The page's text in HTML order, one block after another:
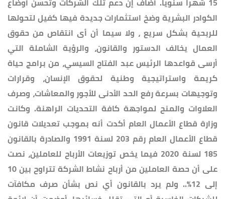
الكوادر البشرية وضخ استثمارات جديدة فيها كفيل لتحولها
للربحية بشكل سريع ، ولا سيما أن أى انتقاص من حقوق
العمال يخالف الدستور والقانون، والرؤية الشاملة التي
أرسى قواعدها الرئيس عبد الفتاح السيسي، من برامج حياة
كريمة واستراتيجية وطنية لحقوق الإنسان، وقرارات
وتوجيهات بسرعة رفع الحد الأدنى للأجور والمعاشات، وصرف
العلاوات والمنح لمواجهة كافة التحديات الراهنة. وكانت
وزارة قطاع الأعمال العام أكدت أنه بموجب تعديلات قانون
قطاع الأعمال العام رقم 203 لسنة 1991 والصادرة بالقانون
185 لسنة 2020 فيما يخص توزيعات الأرباح للعاملين، نصت
على أن حصة العاملين من أرباح نشاط الشركة تتراوح بين 10
إلى 12%.. ولم يرد بالقانون أي نص بشأن صرف مكافآت